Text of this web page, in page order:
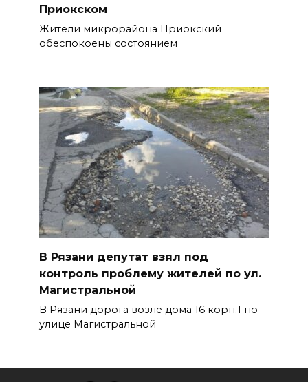
Приокском
Жители микрорайона Приокский
обеспокоены состоянием
В Рязани депутат взял под
контроль проблему жителей по ул.
Магистральной
В Рязани дорога возле дома 16 корп.1 по
улице Магистральной